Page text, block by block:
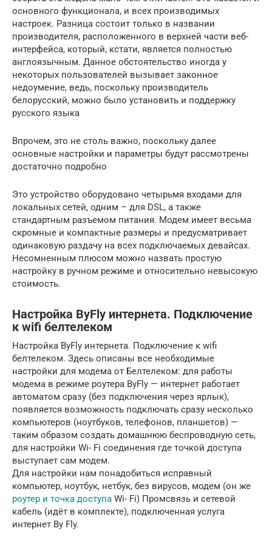
основного функционала, и всех производимых
настроек. Разница состоит только в названии
производителя, расположенного в верхней части веб-
интерфейса, который, кстати, является полностью
англоязычным. Данное обстоятельство иногда у
некоторых пользователей вызывает законное
недоумение, ведь, поскольку производитель
белорусский, можно было установить и поддержку
русского языка
Впрочем, это не столь важно, поскольку далее
основные настройки и параметры будут рассмотрены
достаточно подробно
Это устройство оборудовано четырьмя входами для
локальных сетей, одним – для DSL, а также
стандартным разъемом питания. Модем имеет весьма
скромные и компактные размеры и предусматривает
одинаковую раздачу на всех подключаемых девайсах.
Несомненным плюсом можно назвать простую
настройку в ручном режиме и относительно невысокую
стоимость.
Настройка ByFly интернета. Подключение
к wifi белтелеком
Настройка ByFly интернета. Подключение к wifi
белтелеком. Здесь описаны все необходимые
настройки для модема от Белтелеком: для работы
модема в режиме роутера ByFly — интернет работает
автоматом сразу (без подключения через ярлык),
появляется возможность подключать сразу несколько
компьютеров (ноутбуков, телефонов, планшетов) —
таким образом создать домашнюю беспроводную сеть,
для настройки Wi- Fi соединения где точкой доступа
выступает сам модем.
Для настройки нам понадобиться исправный
компьютер, ноутбук, нетбук, без вирусов, модем (он же
роутер и точка доступа Wi- Fi) Промсвязь и сетевой
кабель (идёт в комплекте), подключенная услуга
интернет By Fly.